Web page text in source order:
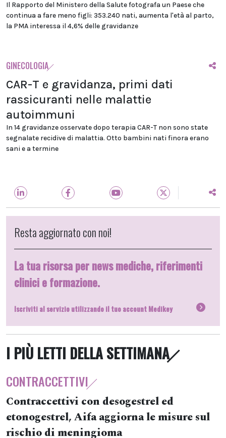
Il Rapporto del Ministero della Salute fotografa un Paese che
continua a fare meno figli: 353.240 nati, aumenta l'età al parto,
la PMA interessa il 4,6% delle gravidanze
GINECOLOGIA
CAR-T e gravidanza, primi dati
rassicuranti nelle malattie
autoimmuni
In 14 gravidanze osservate dopo terapia CAR-T non sono state
segnalate recidive di malattia. Otto bambini nati finora erano
sani e a termine
Resta aggiornato con noi!
La tua risorsa per news mediche, riferimenti
clinici e formazione.
Iscriviti al servizio utilizzando il tuo account Medikey
I PIÙ LETTI DELLA SETTIMANA
CONTRACCETTIVI
Contraccettivi con desogestrel ed
etonogestrel, Aifa aggiorna le misure sul
rischio di meningioma